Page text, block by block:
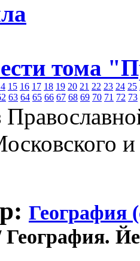
тома
15 16 17 18 19 20 21 22 23 24 25
63 64 65 66 67 68 69 70 71 72 73
География
География.